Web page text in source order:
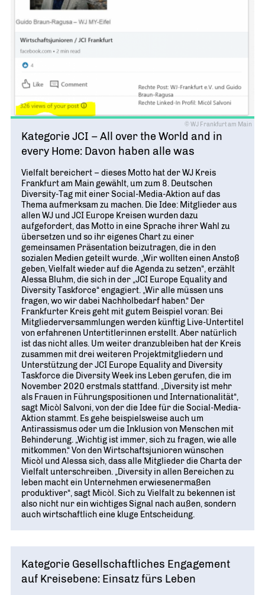
© WJ Frankfurt am Main
Kategorie JCI – All over the World and in
every Home: Davon haben alle was
Vielfalt bereichert – dieses Motto hat der WJ Kreis
Frankfurt am Main gewählt, um zum 8. Deutschen
Diversity-Tag mit einer Social-Media-Aktion auf das
Thema aufmerksam zu machen. Die Idee: Mitglieder aus
allen WJ und JCI Europe Kreisen wurden dazu
aufgefordert, das Motto in eine Sprache ihrer Wahl zu
übersetzen und so ihr eigenes Chart zu einer
gemeinsamen Präsentation beizutragen, die in den
sozialen Medien geteilt wurde. „Wir wollten einen Anstoß
geben, Vielfalt wieder auf die Agenda zu setzen“, erzählt
Alessa Bluhm, die sich in der „JCI Europe Equality and
Diversity Taskforce“ engagiert. „Wir alle müssen uns
fragen, wo wir dabei Nachholbedarf haben.“ Der
Frankfurter Kreis geht mit gutem Beispiel voran: Bei
Mitgliederversammlungen werden künftig Live-Untertitel
von erfahrenen Untertitlerinnen erstellt. Aber natürlich
ist das nicht alles. Um weiter dranzubleiben hat der Kreis
zusammen mit drei weiteren Projektmitgliedern und
Unterstützung der JCI Europe Equality and Diversity
Taskforce die Diversity Week ins Leben gerufen, die im
November 2020 erstmals stattfand. „Diversity ist mehr
als Frauen in Führungspositionen und Internationalität“,
sagt Micòl Salvoni, von der die Idee für die Social-Media-
Aktion stammt. Es gehe beispielsweise auch um
Antirassismus oder um die Inklusion von Menschen mit
Behinderung. „Wichtig ist immer, sich zu fragen, wie alle
mitkommen.“ Von den Wirtschaftsjunioren wünschen
Micòl und Alessa sich, dass alle Mitglieder die Charta der
Vielfalt unterschreiben. „Diversity in allen Bereichen zu
leben macht ein Unternehmen erwiesenermaßen
produktiver“, sagt Micòl. Sich zu Vielfalt zu bekennen ist
also nicht nur ein wichtiges Signal nach außen, sondern
auch wirtschaftlich eine kluge Entscheidung.
Kategorie Gesellschaftliches Engagement
auf Kreisebene: Einsatz fürs Leben